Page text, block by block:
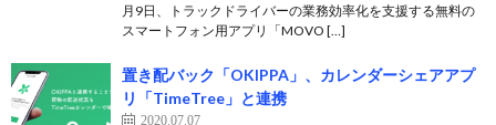
月9日、トラックドライバーの業務効率化を支援する無料の
スマートフォン用アプリ「MOVO […]
置き配バック「OKIPPA」、カレンダーシェアアプ
リ「TimeTree」と連携
2020.07.07